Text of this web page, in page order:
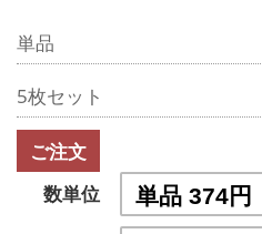
単品
5枚セット
ご注文
数単位